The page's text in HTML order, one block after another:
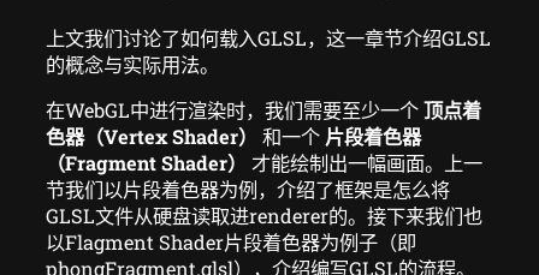
上文我们讨论了如何载入GLSL，这一章节介绍GLSL
的概念与实际用法。
在WebGL中进行渲染时，我们需要至少一个顶点着
色器（Vertex Shader）
和一个 片段着色器
（Fragment Shader）
才能绘制出一幅画面。上一
节我们以片段着色器为例，介绍了框架是怎么将
GLSL文件从硬盘读取进renderer的。接下来我们也
以Flagment Shader片段着色器为例子（即
phongFragment.glsl），介绍编写GLSL的流程。